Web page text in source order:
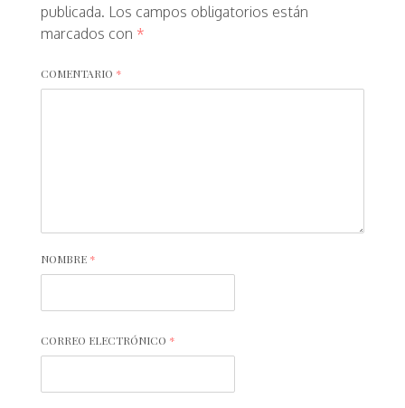
publicada. Los campos obligatorios están
marcados con *
COMENTARIO *
NOMBRE *
CORREO ELECTRÓNICO *